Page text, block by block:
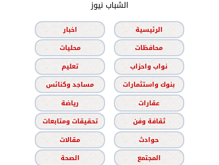
الشباب نيوز
الرئيسية
اخبار
محافظات
محليات
نواب واحزاب
تعليم
بنوك واستثمارات
مساجد وكنائس
عقارات
رياضة
ثقافة وفن
تحقيقات ومتابعات
حوادث
مقالات
المجتمع
الصحة